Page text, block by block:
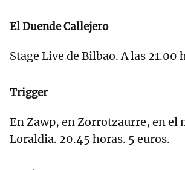
El Duende Callejero
Stage Live de Bilbao. A las 21.00
Trigger
En Zawp, en Zorrotzaurre, en el
Loraldia. 20.45 horas. 5 euros.